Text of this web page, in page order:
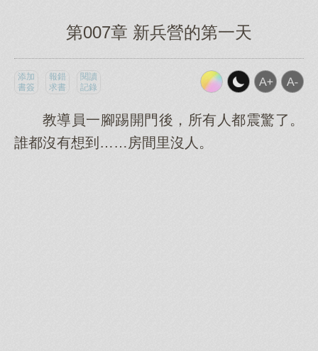
第007章 新兵營的第一天
添加
書簽
報錯
求書
閱讀
記錄
教導員一腳踢開門後，所有人都震驚了。
誰都沒有想到……房間里沒人。